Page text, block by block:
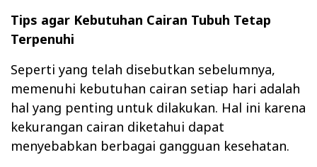
Tips agar Kebutuhan Cairan Tubuh Tetap
Terpenuhi
Seperti yang telah disebutkan sebelumnya,
memenuhi kebutuhan cairan setiap hari adalah
hal yang penting untuk dilakukan. Hal ini karena
kekurangan cairan diketahui dapat
menyebabkan berbagai gangguan kesehatan.